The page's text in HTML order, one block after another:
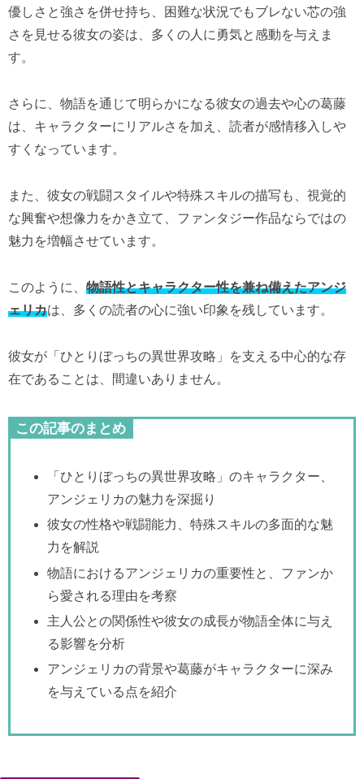
優しさと強さを併せ持ち、困難な状況でもブレない芯の強
さを見せる彼女の姿は、多くの人に勇気と感動を与えま
す。
さらに、物語を通じて明らかになる彼女の過去や心の葛藤
は、キャラクターにリアルさを加え、読者が感情移入しや
すくなっています。
また、彼女の戦闘スタイルや特殊スキルの描写も、視覚的
な興奮や想像力をかき立て、ファンタジー作品ならではの
魅力を増幅させています。
このように、 物語性とキャラクター性を兼ね備えたアンジ
ェリカは、多くの読者の心に強い印象を残しています。
彼女が「ひとりぼっちの異世界攻略」を支える中心的な存
在であることは、間違いありません。
この記事のまとめ
「ひとりぼっちの異世界攻略」のキャラクター、
アンジェリカの魅力を深掘り
彼女の性格や戦闘能力、特殊スキルの多面的な魅
力を解説
物語におけるアンジェリカの重要性と、ファンか
ら愛される理由を考察
主人公との関係性や彼女の成長が物語全体に与え
る影響を分析
アンジェリカの背景や葛藤がキャラクターに深み
を与えている点を紹介